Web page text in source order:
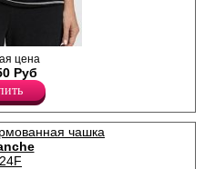
из
прямая,
с
вырезом
цена
Руб
чашка